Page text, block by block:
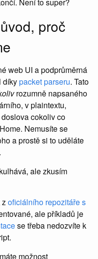
proč
web UI a podprůměrná
díkypacket parseru. Tato
rozumně napsaného
v plaintextu,
cokoliv co
Nemusíte se
a prostě si to uděláte
ale zkusím
zoficiálního repozitáře s
ale příkladů je
se třeba nedozvíte k
možnost